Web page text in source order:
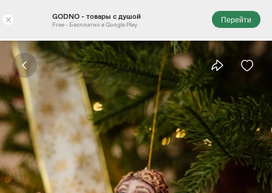
× GODNO - товары с душой
Free - Бесплатно в Google Play
Перейти